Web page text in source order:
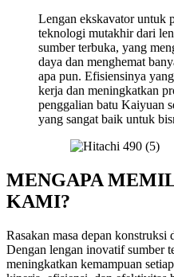
Lengan ekskavator untuk
teknologi mutakhir dari
sumber terbuka, yang
daya dan menghemat
apa pun. Efisiensinya
kerja dan meningkatkan
penggalian batu Kaiyuan
yang sangat baik untuk
MENGAPA
KAMI?
Rasakan masa depan
Dengan lengan inovatif sumber
meningkatkan kemampuan